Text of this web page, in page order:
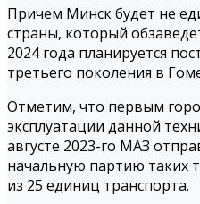
Причем Минск будет не
страны, который
2024 года планируется
третьего поколения в
Отметим, что первым
эксплуатации данной
августе 2023-го МАЗ
начальную партию таких
из 25 единиц транспорта.